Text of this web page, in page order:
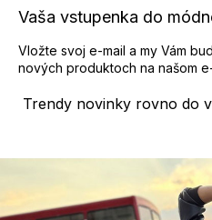
Trendy novinky rovno do
Vaša vstupenka do
Vložte svoj e-mail a my Vám
nových produktoch na našom